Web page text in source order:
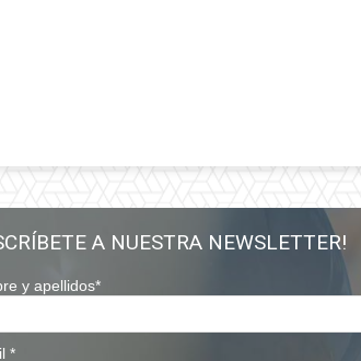
A NUESTRA NEWSLETTER!
y apellidos*
*